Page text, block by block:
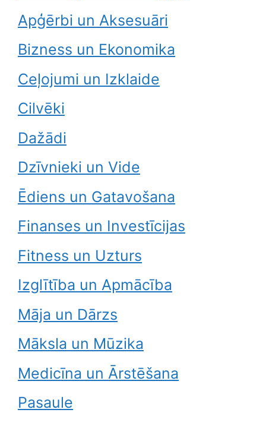
Apģērbi un Aksesuāri
Bizness un Ekonomika
Ceļojumi un Izklaide
Cilvēki
Dažādi
Dzīvnieki un Vide
Ēdiens un Gatavošana
Finanses un Investīcijas
Fitness un Uzturs
Izglītība un Apmācība
Māja un Dārzs
Māksla un Mūzika
Medicīna un Ārstēšana
Pasaule